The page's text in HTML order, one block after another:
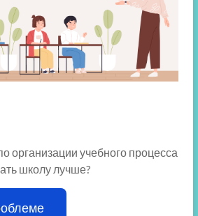
организации учебного процесса
школу лучше?